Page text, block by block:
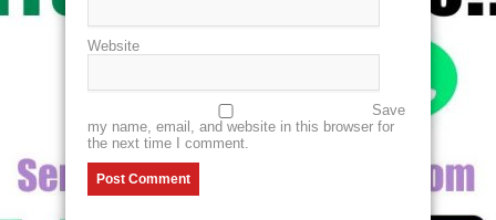
Website
Save
my name, email, and website in this browser for
the next time I comment.